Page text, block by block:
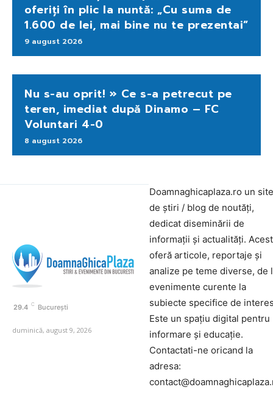
oferiți în plic la nuntă: „Cu suma de
1.600 de lei, mai bine nu te prezentai”
9 august 2026
Nu s-au oprit! » Ce s-a petrecut pe
teren, imediat după Dinamo – FC
Voluntari 4-0
8 august 2026
29.4 C București
duminică, august 9, 2026
Doamnaghicaplaza.ro un site
de știri / blog de noutăți,
dedicat diseminării de
informații și actualități.
oferă articole, reportaje și
analize pe teme diverse, de
evenimente curente la
subiecte specifice de
Este un spațiu digital pentru
informare și educație.
Contactati-ne oricand la
adresa: